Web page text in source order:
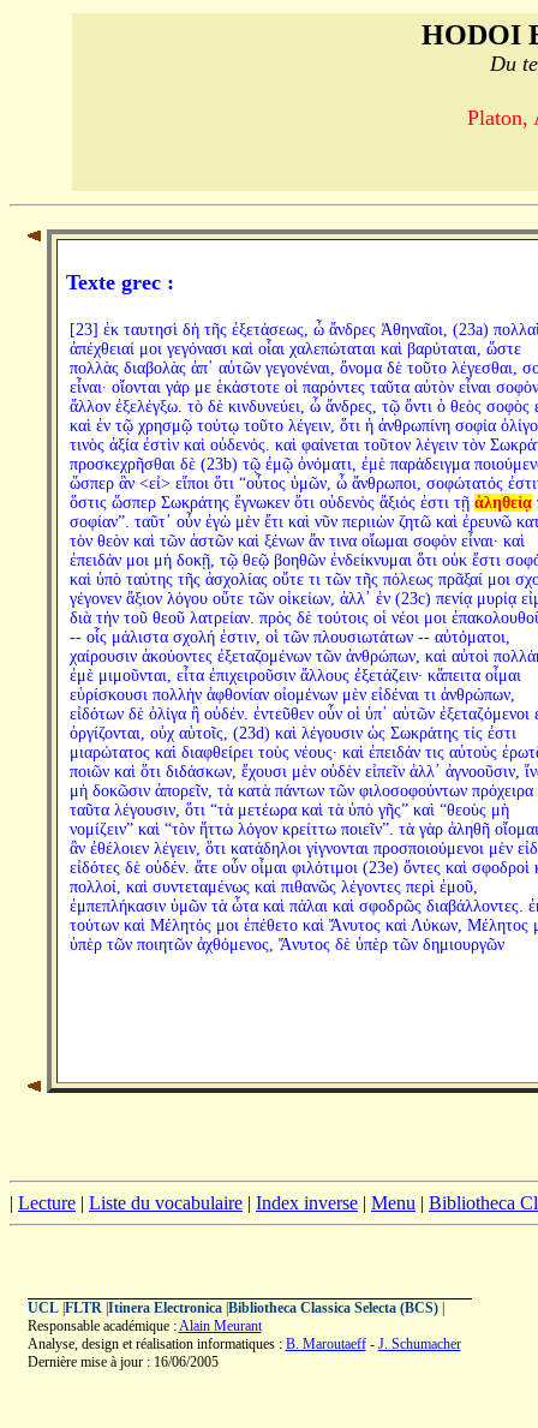
HODOI
Du
Platon,
Texte grec :
[23] ἐκ ταυτησὶ δὴ τῆς ἐξετάσεως, ὦ ἄνδρες Ἀθηναῖοι, (23a)
ἀπέχθειαί μοι γεγόνασι καὶ οἷαι χαλεπώταται καὶ βαρύταται, ὥστε
πολλὰς διαβολὰς ἀπ᾽ αὐτῶν γεγονέναι, ὄνομα δὲ τοῦτο λέγεσθαι,
εἶναι· οἴονται γάρ με ἑκάστοτε οἱ παρόντες ταῦτα αὐτὸν εἶναι
ἄλλον ἐξελέγξω. τὸ δὲ κινδυνεύει, ὦ ἄνδρες, τῷ ὄντι ὁ θεὸς σοφὸς
καὶ ἐν τῷ χρησμῷ τούτῳ τοῦτο λέγειν, ὅτι ἡ ἀνθρωπίνη σοφία
τινὸς ἀξία ἐστὶν καὶ οὐδενός. καὶ φαίνεται τοῦτον λέγειν τὸν
προσκεχρῆσθαι δὲ (23b) τῷ ἐμῷ ὀνόματι, ἐμὲ παράδειγμα
ὥσπερ ἂν <εἰ> εἴποι ὅτι “οὗτος ὑμῶν, ὦ ἄνθρωποι, σοφώτατός
ὅστις ὥσπερ Σωκράτης ἔγνωκεν ὅτι οὐδενὸς ἄξιός ἐστι τῇ ἀληθείᾳ
σοφίαν”. ταῦτ᾽ οὖν ἐγὼ μὲν ἔτι καὶ νῦν περιιὼν ζητῶ καὶ ἐρευνῶ
τὸν θεὸν καὶ τῶν ἀστῶν καὶ ξένων ἄν τινα οἴωμαι σοφὸν εἶναι· καὶ
ἐπειδάν μοι μὴ δοκῇ, τῷ θεῷ βοηθῶν ἐνδείκνυμαι ὅτι οὐκ ἔστι
καὶ ὑπὸ ταύτης τῆς ἀσχολίας οὔτε τι τῶν τῆς πόλεως πρᾶξαί μοι
γέγονεν ἄξιον λόγου οὔτε τῶν οἰκείων, ἀλλ᾽ ἐν (23c) πενίᾳ μυρίᾳ
διὰ τὴν τοῦ θεοῦ λατρείαν. πρὸς δὲ τούτοις οἱ νέοι μοι
-- οἷς μάλιστα σχολή ἐστιν, οἱ τῶν πλουσιωτάτων -- αὐτόματοι,
χαίρουσιν ἀκούοντες ἐξεταζομένων τῶν ἀνθρώπων, καὶ αὐτοὶ
ἐμὲ μιμοῦνται, εἶτα ἐπιχειροῦσιν ἄλλους ἐξετάζειν· κἄπειτα οἶμαι
εὑρίσκουσι πολλὴν ἀφθονίαν οἰομένων μὲν εἰδέναι τι ἀνθρώπων,
εἰδότων δὲ ὀλίγα ἢ οὐδέν. ἐντεῦθεν οὖν οἱ ὑπ᾽ αὐτῶν ἐξεταζόμενοι
ὀργίζονται, οὐχ αὑτοῖς, (23d) καὶ λέγουσιν ὡς Σωκράτης τίς ἐστι
μιαρώτατος καὶ διαφθείρει τοὺς νέους· καὶ ἐπειδάν τις αὐτοὺς
ποιῶν καὶ ὅτι διδάσκων, ἔχουσι μὲν οὐδὲν εἰπεῖν ἀλλ᾽ ἀγνοοῦσιν,
μὴ δοκῶσιν ἀπορεῖν, τὰ κατὰ πάντων τῶν φιλοσοφούντων πρόχειρα
ταῦτα λέγουσιν, ὅτι “τὰ μετέωρα καὶ τὰ ὑπὸ γῆς” καὶ “θεοὺς μὴ
νομίζειν” καὶ “τὸν ἥττω λόγον κρείττω ποιεῖν”. τὰ γὰρ ἀληθῆ
ἂν ἐθέλοιεν λέγειν, ὅτι κατάδηλοι γίγνονται προσποιούμενοι μὲν
εἰδότες δὲ οὐδέν. ἅτε οὖν οἶμαι φιλότιμοι (23e) ὄντες καὶ σφοδροὶ
πολλοί, καὶ συντεταμένως καὶ πιθανῶς λέγοντες περὶ ἐμοῦ,
ἐμπεπλήκασιν ὑμῶν τὰ ὦτα καὶ πάλαι καὶ σφοδρῶς διαβάλλοντες.
τούτων καὶ Μέλητός μοι ἐπέθετο καὶ Ἄνυτος καὶ Λύκων, Μέλητος
ὑπὲρ τῶν ποιητῶν ἀχθόμενος, Ἄνυτος δὲ ὑπὲρ τῶν δημιουργῶν
| Lecture | Liste du vocabulaire | Index inverse | Menu | Bibliotheca
UCL| FLTR| Itinera Electronica| Bibliotheca Classica Selecta (BCS)|
Responsable académique :Alain Meurant
Analyse, design et réalisation informatiques : B. Maroutaeff- J. Schumacher
Dernière mise à jour : 16/06/2005